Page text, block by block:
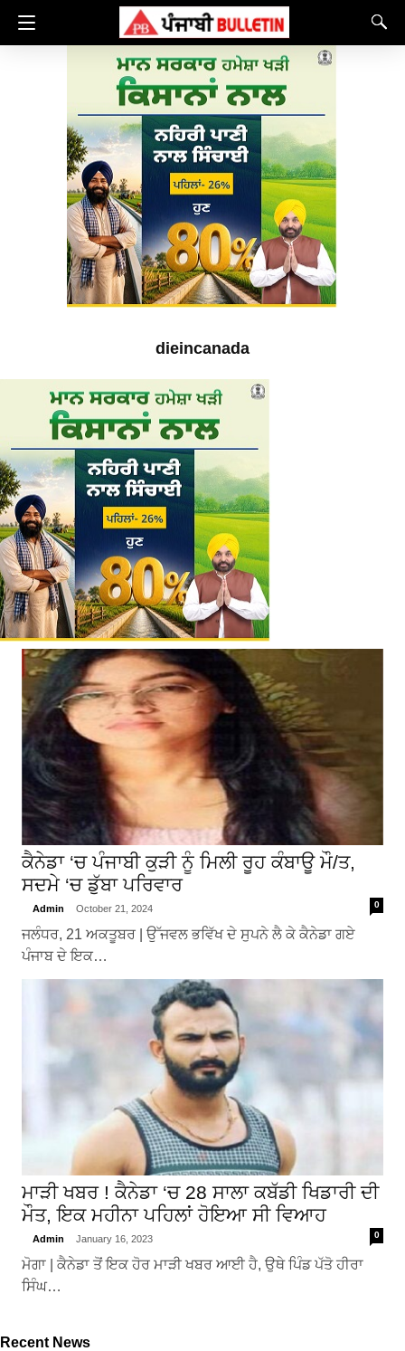
dieincanada
ਕੈਨੇਡਾ ‘ਚ ਪੰਜਾਬੀ ਕੁੜੀ ਨੂੰ ਮਿਲੀ ਰੂਹ ਕੰਬਾਊ ਮੌ/ਤ,
ਸਦਮੇ ‘ਚ ਡੁੱਬਾ ਪਰਿਵਾਰ
Admin October 21, 2024 0
ਜਲੰਧਰ, 21 ਅਕਤੂਬਰ | ਉੱਜਵਲ ਭਵਿੱਖ ਦੇ ਸੁਪਨੇ ਲੈ ਕੇ ਕੈਨੇਡਾ ਗਏ
ਪੰਜਾਬ ਦੇ ਇਕ…
ਮਾੜੀ ਖਬਰ ! ਕੈਨੇਡਾ ‘ਚ 28 ਸਾਲਾ ਕਬੱਡੀ ਖਿਡਾਰੀ ਦੀ
ਮੌਤ, ਇਕ ਮਹੀਨਾ ਪਹਿਲਾਂ ਹੋਇਆ ਸੀ ਵਿਆਹ
Admin January 16, 2023 0
ਮੋਗਾ | ਕੈਨੇਡਾ ਤੋਂ ਇਕ ਹੋਰ ਮਾੜੀ ਖਬਰ ਆਈ ਹੈ, ਉਥੇ ਪਿੰਡ ਪੱਤੋ ਹੀਰਾ
ਸਿੰਘ…
Recent News